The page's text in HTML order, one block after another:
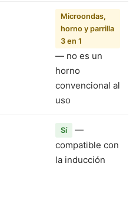
Microondas,
horno y parrilla
3 en 1
— no es un
horno
convencional al
uso
Sí
—
compatible con
la inducción